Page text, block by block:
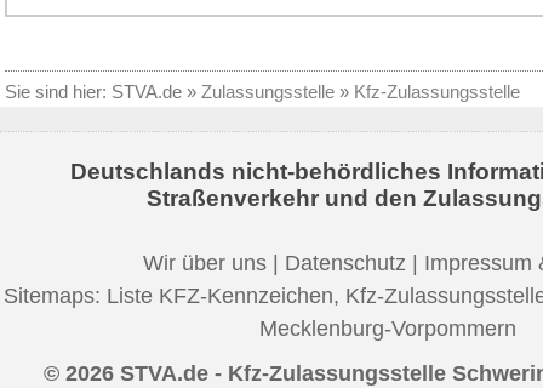
Sie sind hier: STVA.de » Zulassungsstelle » Kfz-Zulassungsstelle
Deutschlands nicht-behördliches
Straßenverkehr und den
Wir über uns Datenschutz
Impressum
Sitemaps: Liste KFZ-Kennzeichen, Kfz-
Mecklenburg-Vorpommern
© 2026 STVA.de - Kfz-Zulassungsstelle